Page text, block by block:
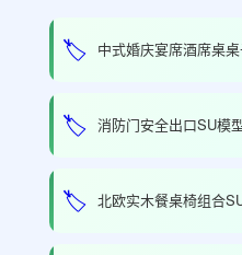
🏷️ 中式婚庆宴席酒席桌
🏷️ 消防门安全出口SU模
🏷️ 北欧实木餐桌椅组合